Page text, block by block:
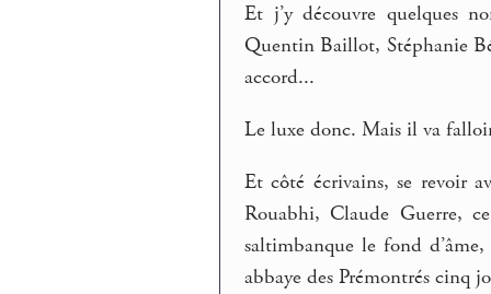
Et j’y découvre quelques
Quentin Baillot, Stéphanie
accord...
Le luxe donc. Mais il va
Et côté écrivains, se revoir
Rouabhi, Claude Guerre,
saltimbanque le fond
abbaye des Prémontrés cinq